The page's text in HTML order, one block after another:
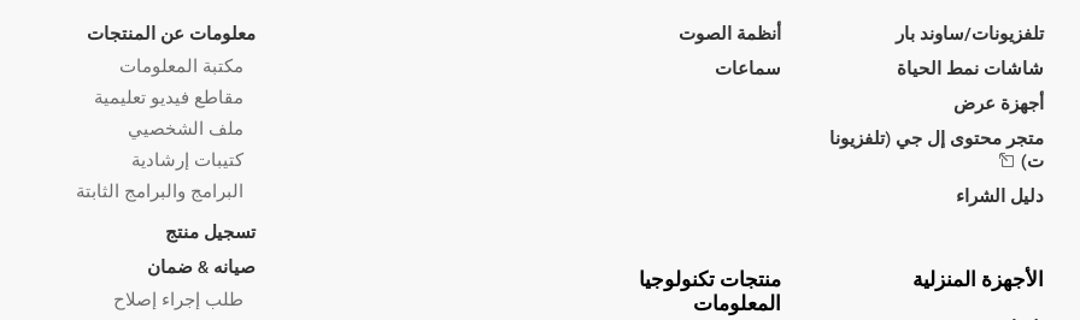
تلفزيونات/ساوند بار
شاشات نمط الحياة
أجهزة عرض
متجر محتوى إل جي (تلفزيونا
ت)
دليل الشراء
أنظمة الصوت
سماعات
الأجهزة المنزلية
منتجات تكنولوجيا
المعلومات
معلومات عن المنتجات
مكتبة المعلومات
مقاطع فيديو تعليمية
ملف الشخصيي
كتيبات إرشادية
البرامج والبرامج الثابتة
تسجيل منتج
صيانه & ضمان
طلب إجراء إصلاح